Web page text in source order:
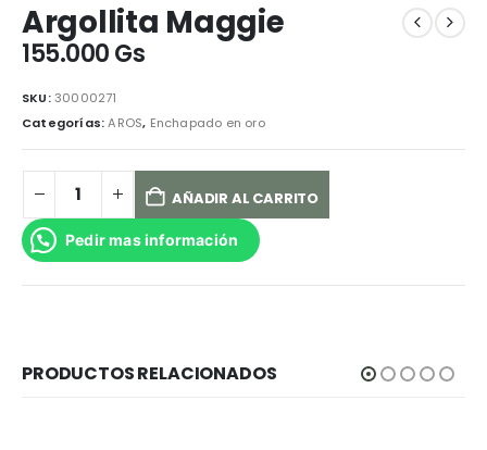
Argollita Maggie
155.000Gs
SKU:30000271
Categorías:AROS, Enchapado en oro
AÑADIR AL CARRITO
Pedir mas información
PRODUCTOS RELACIONADOS